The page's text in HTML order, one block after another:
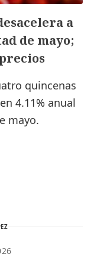
a
de mayo;
quincenas
4.11% anual
mayo.